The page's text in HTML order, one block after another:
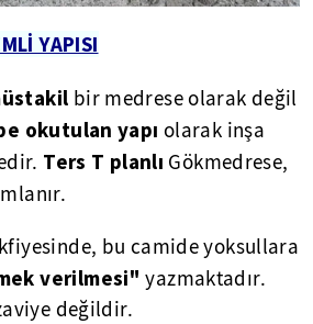
YAPISI
bir medrese olarak değil
okutulan yapı olarak inşa
Ters T planlı Gökmedrese,
bu camide yoksullara
verilmesi"yazmaktadır.
değildir.